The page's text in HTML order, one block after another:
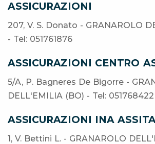
ASSICURAZIONI
207, V. S. Donato - GRANAROLO
- Tel: 051761876
ASSICURAZIONI CENTRO
5/A, P. Bagneres De Bigorre -
DELL'EMILIA (BO) - Tel: 051768422
ASSICURAZIONI INA
1, V. Bettini L. - GRANAROLO